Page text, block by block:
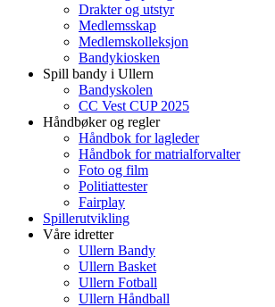
Drakter og utstyr
Medlemsskap
Medlemskolleksjon
Bandykiosken
Spill bandy i Ullern
Bandyskolen
CC Vest CUP 2025
Håndbøker og regler
Håndbok for lagleder
Håndbok for matrialforvalter
Foto og film
Politiattester
Fairplay
Spillerutvikling
Våre idretter
Ullern Bandy
Ullern Basket
Ullern Fotball
Ullern Håndball